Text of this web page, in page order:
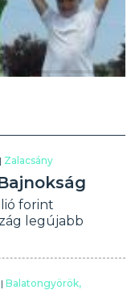
Zalacsány
forint
legújabb
|Balatongyörök,